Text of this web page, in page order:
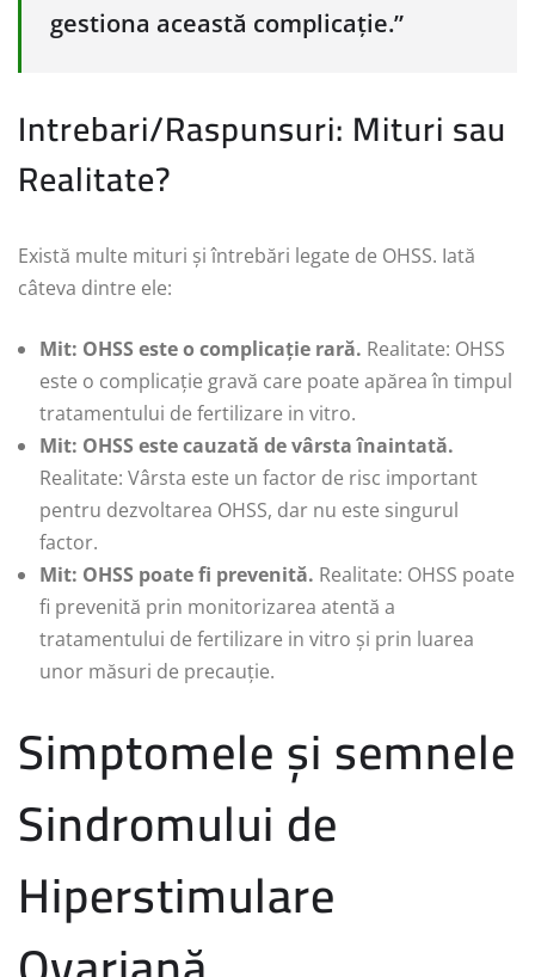
gestiona această complicație.”
Intrebari/Raspunsuri: Mituri sau
Realitate?
Există multe mituri și întrebări legate de OHSS. Iată
câteva dintre ele:
Mit: OHSS este o complicație rară. Realitate: OHSS
este o complicație gravă care poate apărea în timpul
tratamentului de fertilizare in vitro.
Mit: OHSS este cauzată de vârsta înaintată.
Realitate: Vârsta este un factor de risc important
pentru dezvoltarea OHSS, dar nu este singurul
factor.
Mit: OHSS poate fi prevenită. Realitate: OHSS poate
fi prevenită prin monitorizarea atentă a
tratamentului de fertilizare in vitro și prin luarea
unor măsuri de precauție.
Simptomele și semnele
Sindromului de
Hiperstimulare